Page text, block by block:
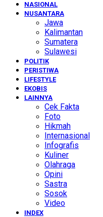
NASIONAL
NUSANTARA
Jawa
Kalimantan
Sumatera
Sulawesi
POLITIK
PERISTIWA
LIFESTYLE
EKOBIS
LAINNYA
Cek Fakta
Foto
Hikmah
Internasional
Infografis
Kuliner
Olahraga
Opini
Sastra
Sosok
Video
INDEX